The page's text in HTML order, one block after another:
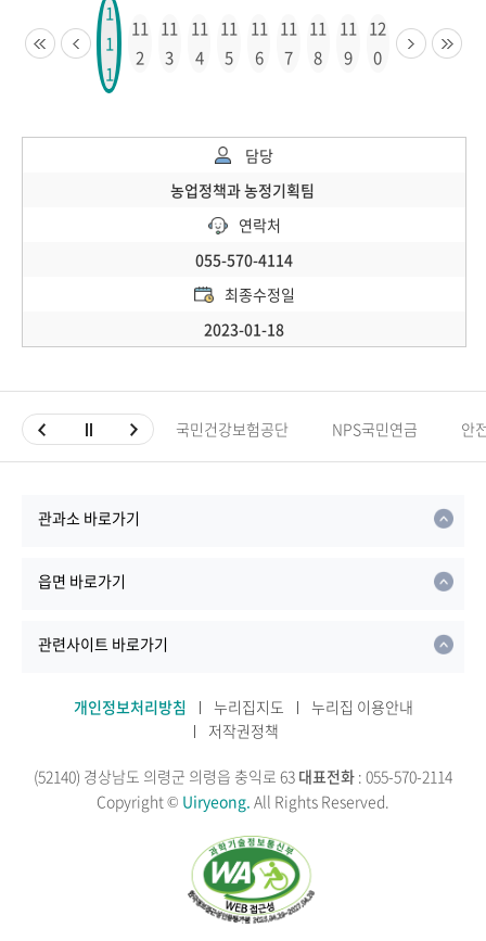
1
1
1
11
2
11
3
11
4
11
5
11
6
11
7
11
8
11
9
12
0
담당
농업정책과 농정기획팀
연락처
055-570-4114
최종수정일
2023-01-18
국민건강보험공단 NPS국민연금 안
관과소 바로가기
읍면 바로가기
관련사이트 바로가기
개인정보처리방침 누리집지도
누리집 이용안내
저작권정책
(52140) 경상남도 의령군 의령읍 충익로 63 대표전화 : 055-570-2114
Copyright © Uiryeong. All Rights Reserved.